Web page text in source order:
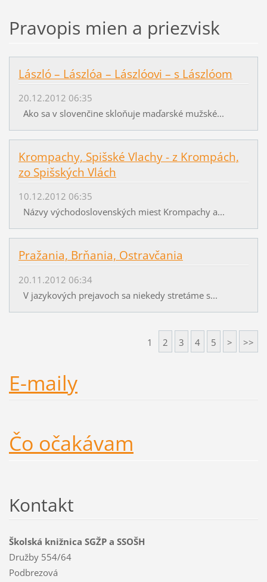
Pravopis mien a priezvisk
László – Lászlóa – Lászlóovi – s Lászlóom
20.12.2012 06:35
Ako sa v slovenčine skloňuje maďarské mužské...
Krompachy, Spišské Vlachy - z Krompách,
zo Spišských Vlách
10.12.2012 06:35
Názvy východoslovenských miest Krompachy a...
Pražania, Brňania, Ostravčania
20.11.2012 06:34
V jazykových prejavoch sa niekedy stretáme s...
1 2 3 4 5 > >>
E-maily
Čo očakávam
Kontakt
Školská knižnica SGŽP a SSOŠH
Družby 554/64
Podbrezová